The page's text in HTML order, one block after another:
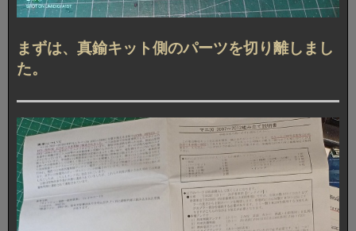
まずは、真鍮キット側のパーツを切り離しまし
た。